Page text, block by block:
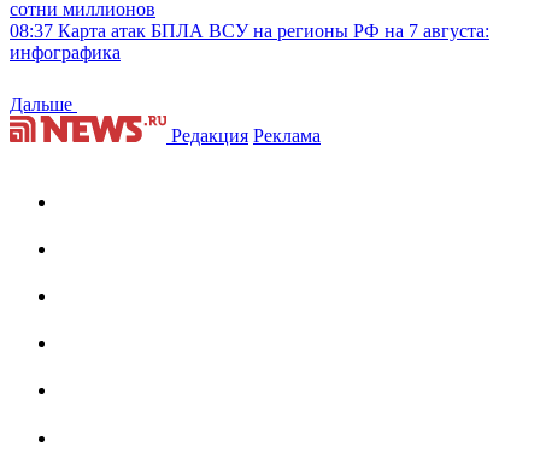
сотни миллионов
08:37 Карта атак БПЛА ВСУ на регионы РФ на 7 августа:
инфографика
Дальше
Редакция Реклама